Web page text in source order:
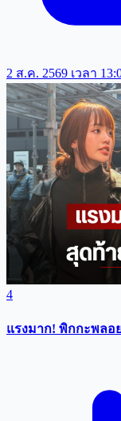
2 ส.ค. 2569 เวลา
4
แรงมาก! พิกกะพลอ